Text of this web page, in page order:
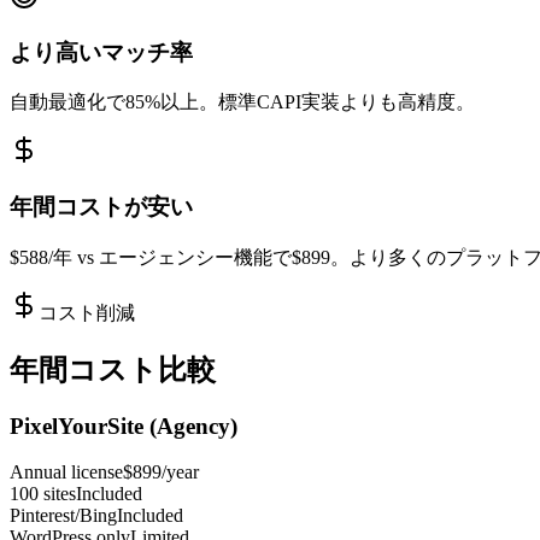
より高いマッチ率
自動最適化で85%以上。標準CAPI実装よりも高精度。
年間コストが安い
$588/年 vs エージェンシー機能で$899。より多くのプラット
コスト削減
年間コスト比較
PixelYourSite (Agency)
Annual license$899/year
100 sitesIncluded
Pinterest/BingIncluded